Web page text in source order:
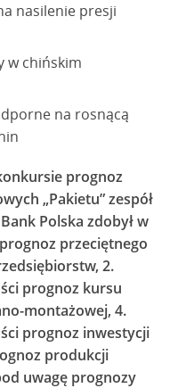
nasilenie presji
w chińskim
na rosnącą
prognoz
„Pakietu” zespół
Polska zdobył w
przeciętnego
2.
prognoz kursu
montażowej, 4.
prognoz inwestycji
produkcji
uwagę prognozy